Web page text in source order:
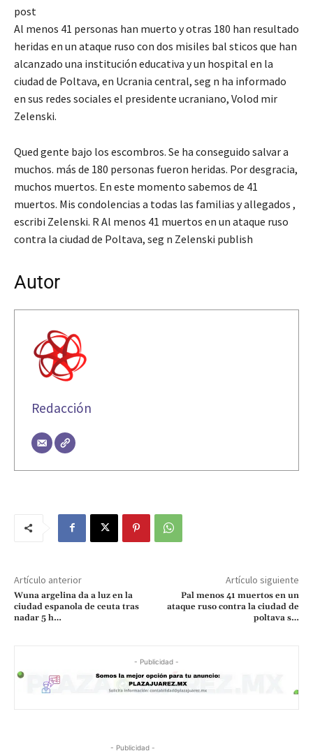
post
Al menos 41 personas han muerto y otras 180 han resultado
heridas en un ataque ruso con dos misiles bal sticos que han
alcanzado una institución educativa y un hospital en la
ciudad de Poltava, en Ucrania central, seg n ha informado
en sus redes sociales el presidente ucraniano, Volod mir
Zelenski.
Qued gente bajo los escombros. Se ha conseguido salvar a
muchos. más de 180 personas fueron heridas. Por desgracia,
muchos muertos. En este momento sabemos de 41
muertos. Mis condolencias a todas las familias y allegados ,
escribi Zelenski. R Al menos 41 muertos en un ataque ruso
contra la ciudad de Poltava, seg n Zelenski publish
Autor
Redacción
Artículo anterior
Wuna argelina da a luz en la
ciudad espanola de ceuta tras
nadar 5 h…
Artículo siguiente
Pal menos 41 muertos en un
ataque ruso contra la ciudad de
poltava s…
- Publicidad -
- Publicidad -